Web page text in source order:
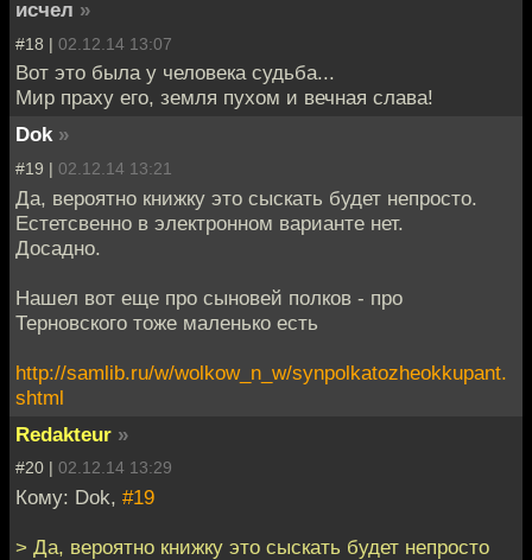
исчел »
#18 | 02.12.14 13:07
Вот это была у человека судьба...
Мир праху его, земля пухом и вечная слава!
Dok »
#19 | 02.12.14 13:21
Да, вероятно книжку это сыскать будет непросто.
Естетсвенно в электронном варианте нет.
Досадно.
Нашел вот еще про сыновей полков - про
Терновского тоже маленько есть
http://samlib.ru/w/wolkow_n_w/synpolkatozheokkupant.
shtml
Redakteur »
#20 | 02.12.14 13:29
Кому: Dok, #19
> Да, вероятно книжку это сыскать будет непросто